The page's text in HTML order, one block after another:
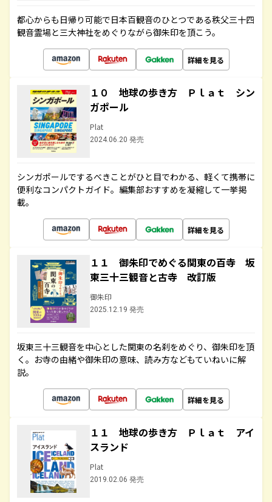
都心からも日帰り可能で日本百観音のひとつである秩父三十四
観音霊場と三大神社をめぐりながら御朱印を頂こう。
詳細を見る
１０ 地球の歩き方 Ｐｌａｔ シン
ガポール
Plat
2024.06.20 発売
シンガポールでするべきことがひと目でわかる、軽くて携帯に
便利なコンパクトガイド。編集部おすすめを凝縮して一挙掲
載。
詳細を見る
１１ 御朱印でめぐる関東の百寺 坂
東三十三観音と古寺 改訂版
御朱印
2025.12.19 発売
坂東三十三観音を中心とした関東の名刹をめぐり、御朱印を頂
く。お寺の由緒や御朱印の意味、読み方などもていねいに解
説。
詳細を見る
１１ 地球の歩き方 Ｐｌａｔ アイ
スランド
Plat
2019.02.06 発売